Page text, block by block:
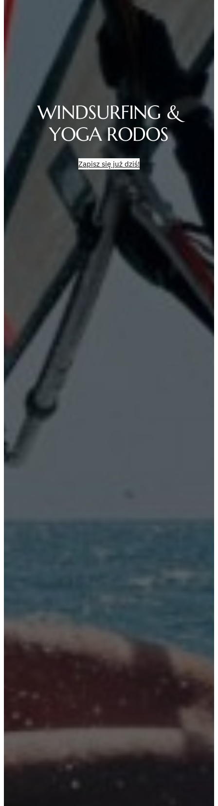
WINDSURFING &
YOGA RODOS
Zapisz się już dziś!